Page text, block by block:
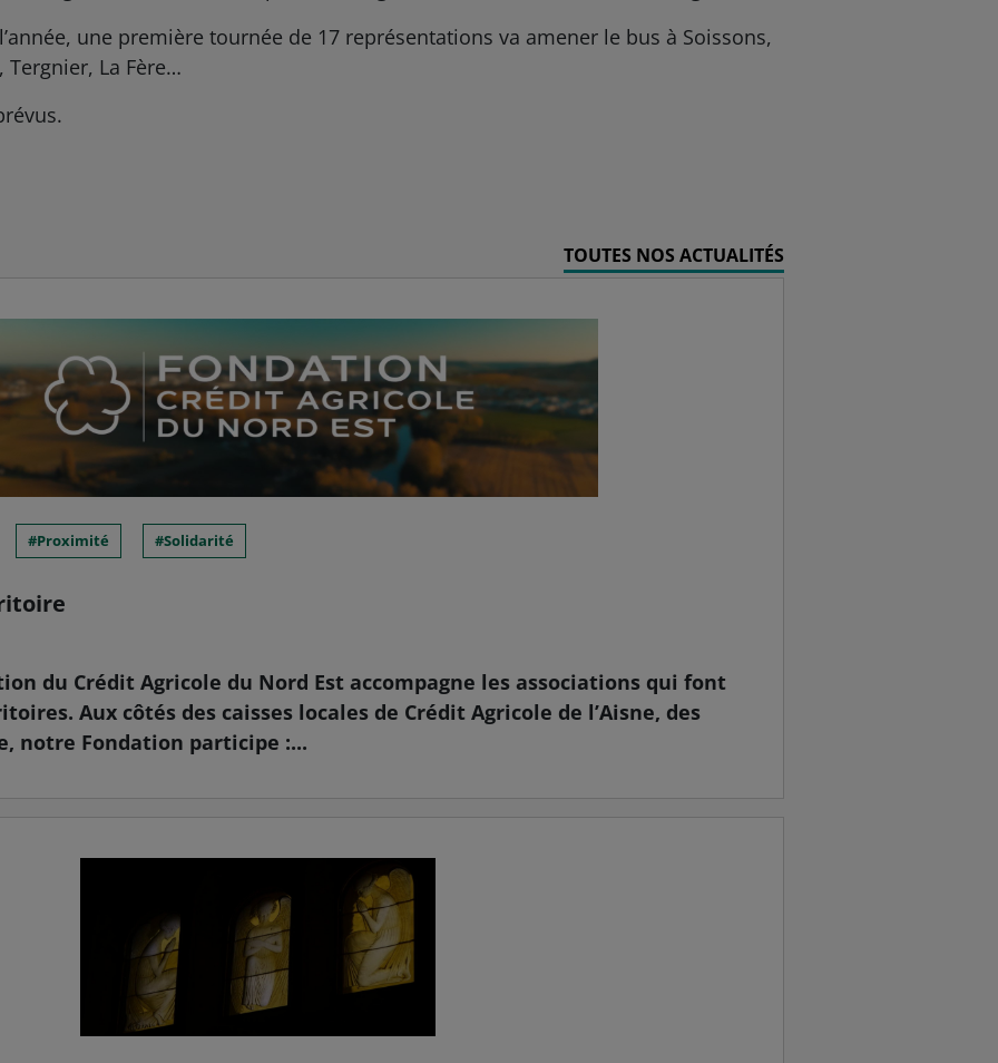
une première tournée de 17 représentations va amener le bus à Soissons,
La Fère…
TOUTES NOS ACTUALITÉS
Proximité Solidarité
du Crédit Agricole du Nord Est accompagne les associations qui font
Aux côtés des caisses locales de Crédit Agricole de l’Aisne, des
notre Fondation participe :...